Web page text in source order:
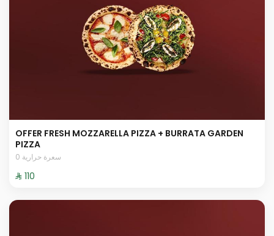
OFFER FRESH MOZZARELLA PIZZA + BURRATA GARDEN
PIZZA
0 سعرة حرارية
⁨⁦‪‬ 110⁩